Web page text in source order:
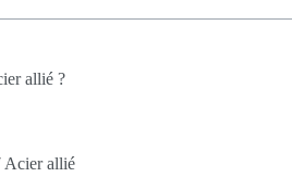
allié ?
Acier allié